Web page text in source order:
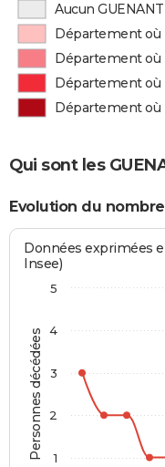
Aucun
Département où
Département où
Département où
Département où
Qui sont les
Evolution du
Personnes décédées
Données exprimées
Insee)
1
2
3
4
5